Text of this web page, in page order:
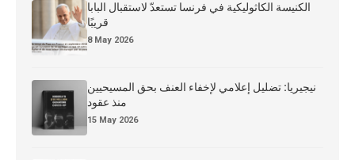
الكنيسة الكاثوليكية في فرنسا تستعدّ لاستقبال البابا
قريبًا
8 May 2026
نيجيريا: تضليل إعلامي لإخفاء العنف بحق المسيحيين
منذ عقود
15 May 2026